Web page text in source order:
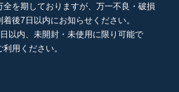
を期しておりますが、万一不良・破損
後7日以内にお知らせください。
以内、未開封・未使用に限り可能で
用ください。